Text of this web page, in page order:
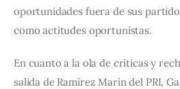
oportunidades fuera de sus
como actitudes oportunistas.
En cuanto a la ola de críticas y
salida de Ramírez Marín del PRI,